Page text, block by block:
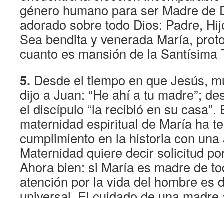
género humano para ser Madre de
adorado sobre todo Dios: Padre,
Sea bendita y venerada María,
cuanto es mansión de la Santísima
5. Desde el tiempo en que Jesús,
dijo a Juan: “He ahí a tu madre”;
el discípulo “la recibió en su casa”.
maternidad espiritual de María ha
cumplimiento en la historia con
Maternidad quiere decir solicitud
Ahora bien: si María es madre de
atención por la vida del hombre es